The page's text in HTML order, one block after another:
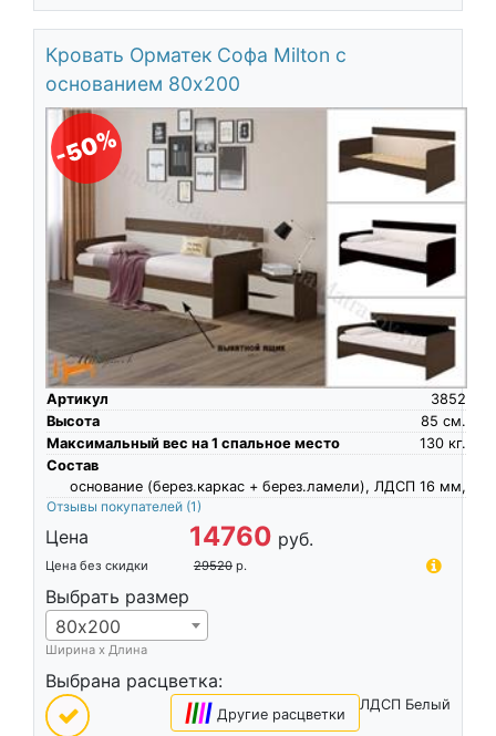
Кровать Орматек Софа Milton с
основанием 80х200
-50%
Артикул
3852
Высота
см.
85
Максимальный вес на 1 спальное место
кг.
130
Состав
основание (берез.каркас + берез.ламели), ЛДСП 16 мм,
Отзывы покупателей (1)
Цена 14760 руб.
Цена без скидки 29520 р.
Выбрать размер
80х200
Ширина х Длина
Выбрана расцветка:
ЛДСП Белый
|||| Другие расцветки